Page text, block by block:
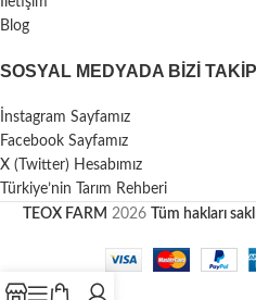
Blog
SOSYAL MEDYADA BIZI
İnstagram Sayfamız
Facebook Sayfamız
X (Twitter) Hesabımız
Türkiye’nin Tarım Rehberi
TEOX FARM 2026 Tüm hakları